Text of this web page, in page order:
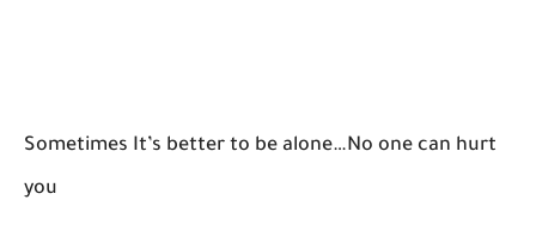
Sometimes It’s better to be alone…No one can hurt
you